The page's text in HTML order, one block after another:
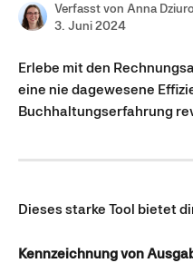
Verfasst von Anna
3. Juni 2024
Erlebe mit den
eine nie dagewesene
Buchhaltungserfahrung
Dieses starke Tool bietet
Kennzeichnung von